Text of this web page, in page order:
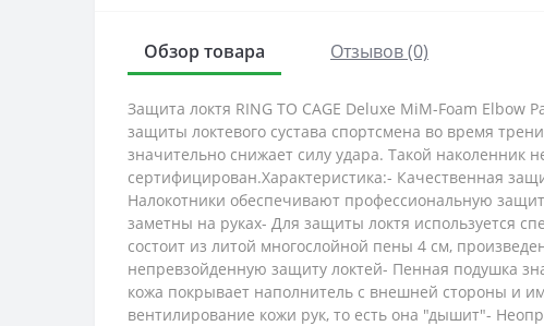
Обзор товара Отзывов (0)
Защита локтя RING TO CAGE Deluxe MiM-Foam
защиты локтевого сустава спортсмена во время
значительно снижает силу удара. Такой
сертифицирован.Характеристика:- Качественная
Налокотники обеспечивают профессиональную
заметны на руках- Для защиты локтя используется
состоит из литой многослойной пены 4 см,
непревзойденную защиту локтей- Пенная подушка
кожа покрывает наполнитель с внешней стороны и
вентилирование кожи рук, то есть она "дышит"-